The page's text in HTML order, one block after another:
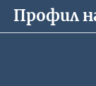
Профил